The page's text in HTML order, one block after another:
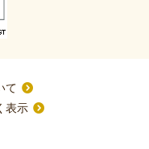
て
表示